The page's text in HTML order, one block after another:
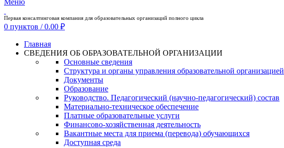
Меню
Первая консалтинговая компания для образовательных организаций полного цикла
0 пунктов / 0.00 ₽
Главная
СВЕДЕНИЯ ОБ ОБРАЗОВАТЕЛЬНОЙ ОРГАНИЗАЦИИ
Основные сведения
Структура и органы управления образовательной организацией
Документы
Образование
Руководство. Педагогический (научно-педагогический) состав
Материально-техническое обеспечение
Платные образовательные услуги
Финансово-хозяйственная деятельность
Вакантные места для приема (перевода) обучающихся
Доступная среда